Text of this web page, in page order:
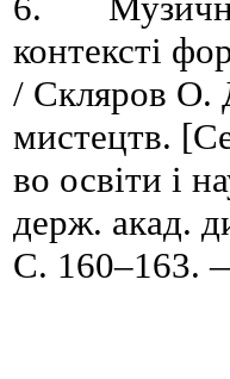
контексті
/ Скляров О.
мистецтв.
во освіти і
держ. акад.
C. 160–163.